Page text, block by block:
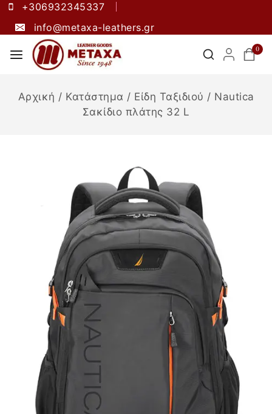
+306932345337
info@metaxa-leathers.gr
0
Αρχική / Κατάστημα / Είδη Ταξιδιού / Nautica
Σακίδιο πλάτης 32 L